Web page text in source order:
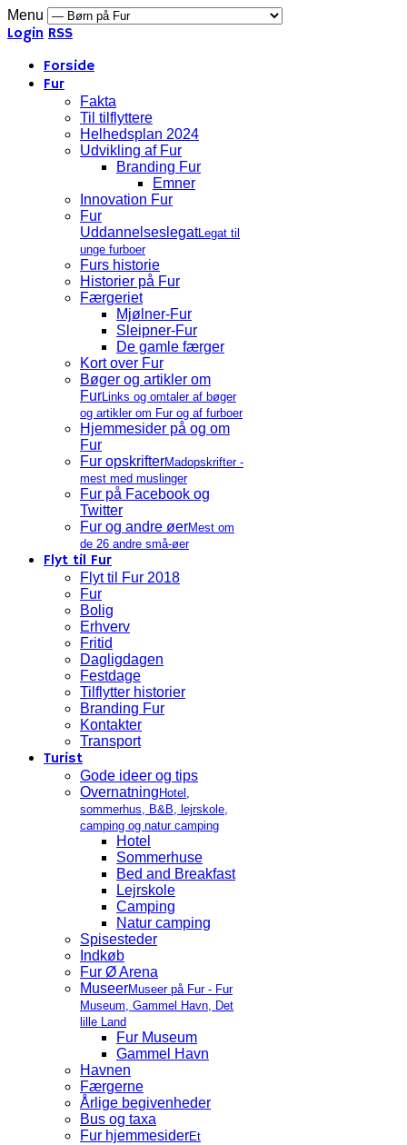
Menu
Login RSS
Forside
Fur
Fakta
Til tilflyttere
Helhedsplan 2024
Udvikling af Fur
Branding Fur
Emner
Innovation Fur
Fur
UddannelseslegatLegat til
unge furboer
Furs historie
Historier på Fur
Færgeriet
Mjølner-Fur
Sleipner-Fur
De gamle færger
Kort over Fur
Bøger og artikler om
FurLinks og omtaler af bøger
og artikler om Fur og af furboer
Hjemmesider på og om
Fur
Fur opskrifterMadopskrifter -
mest med muslinger
Fur på Facebook og
Twitter
Fur og andre øerMest om
de 26 andre små-øer
Flyt til Fur
Flyt til Fur 2018
Fur
Bolig
Erhverv
Fritid
Dagligdagen
Festdage
Tilflytter historier
Branding Fur
Kontakter
Transport
Turist
Gode ideer og tips
Overnatning Hotel,
sommerhus, B&B, lejrskole,
camping og natur camping
Hotel
Sommerhuse
Bed and Breakfast
Lejrskole
Camping
Natur camping
Spisesteder
Indkøb
Fur Ø Arena
MuseerMuseer på Fur - Fur
Museum, Gammel Havn, Det
lille Land
Fur Museum
Gammel Havn
Havnen
Færgerne
Årlige begivenheder
Bus og taxa
Fur hjemmesiderEt